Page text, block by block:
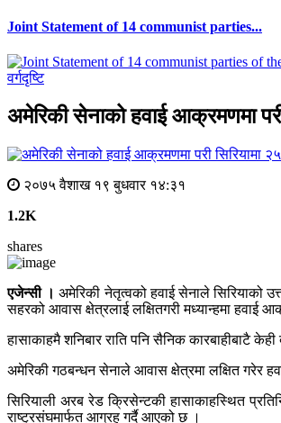
Joint Statement of 14 communist parties...
वर्गदृष्टि
अमेरिकी सेनाको हवाई आक्रमणमा
२०७५ वैशाख १९ बुधवार १४:३१
1.2K
shares
एजेन्सी । अमेरिकी नेतृत्वको हवाई सेनाले सिरियाको
सहरको आवास क्षेत्रलाई लक्षितगरी मध्यान्हमा हवाई
हासाकाहमै शनिबार राति पनि सैनिक कारबाहीबाटै
अमेरिकी गठबन्धन सेनाले आवास क्षेत्रमा लक्षित गरेर
सिरियाली अरब रेड क्रिसेन्टकी हासाकाहस्थित
राष्ट्रसंघमार्फत आग्रह गर्दै आएको छ ।